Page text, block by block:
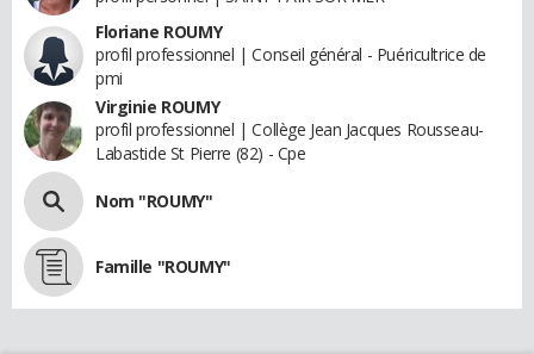
Floriane ROUMY
profil professionnel | Conseil général - Puéricultrice de
pmi
Virginie ROUMY
profil professionnel | Collège Jean Jacques Rousseau-
Labastide St Pierre (82) - Cpe
Nom "ROUMY"
Famille "ROUMY"